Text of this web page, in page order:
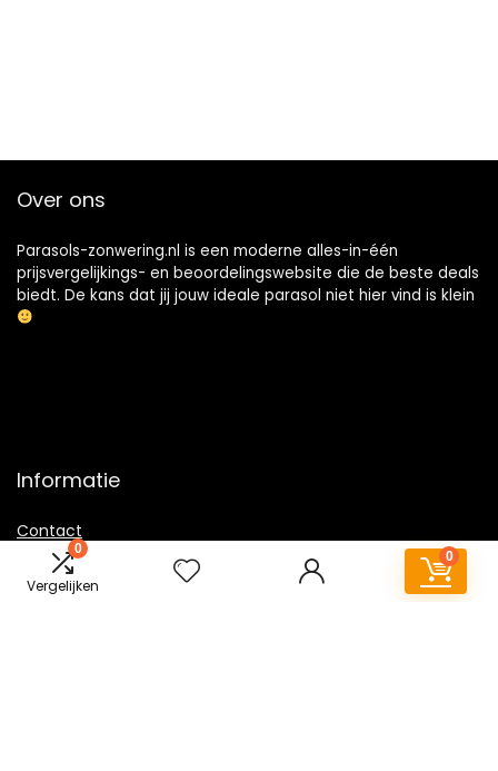
0
Vergelijken
0
Over ons
Parasols-zonwering.nl is een moderne alles-in-één
prijsvergelijkings- en beoordelingswebsite die de beste deals
biedt. De kans dat jij jouw ideale parasol niet hier vind is klein
Informatie
Contact
Klantenservice
Over ons